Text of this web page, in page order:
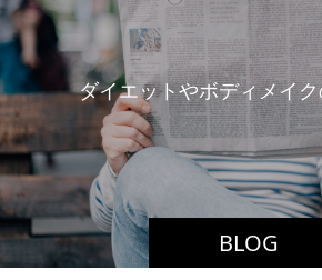
BLOG
ダイエットやボディメイク